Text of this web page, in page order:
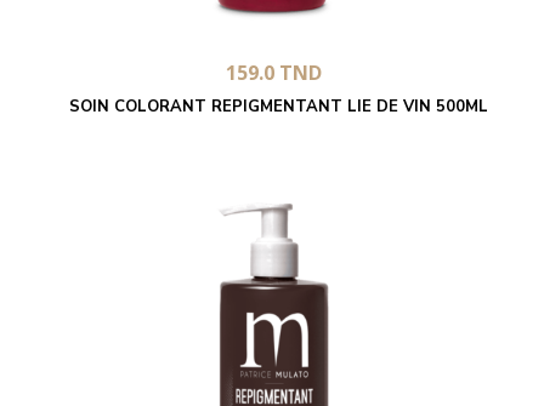
SOIN COLORANT REPIGMENTANT LIE DE VIN 500ML
159.0 TND